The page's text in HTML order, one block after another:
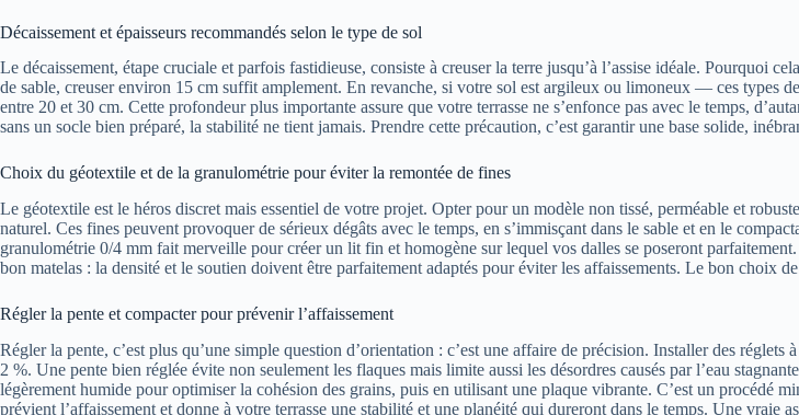
Décaissement et épaisseurs recommandés selon le type de sol
Le décaissement, étape cruciale et parfois fastidieuse, consiste à creuser la terre jusqu’à l’assise idéale. Pourquoi
de sable, creuser environ 15 cm suffit amplement. En revanche, si votre sol est argileux ou limoneux — ces types
entre 20 et 30 cm. Cette profondeur plus importante assure que votre terrasse ne s’enfonce pas avec le temps,
sans un socle bien préparé, la stabilité ne tient jamais. Prendre cette précaution, c’est garantir une base solide,
Choix du géotextile et de la granulométrie pour éviter la remontée de fines
Le géotextile est le héros discret mais essentiel de votre projet. Opter pour un modèle non tissé, perméable et
naturel. Ces fines peuvent provoquer de sérieux dégâts avec le temps, en s’immisçant dans le sable et en le
granulométrie 0/4 mm fait merveille pour créer un lit fin et homogène sur lequel vos dalles se poseront
bon matelas : la densité et le soutien doivent être parfaitement adaptés pour éviter les affaissements. Le bon choix
Régler la pente et compacter pour prévenir l’affaissement
Régler la pente, c’est plus qu’une simple question d’orientation : c’est une affaire de précision. Installer des
2 %. Une pente bien réglée évite non seulement les flaques mais limite aussi les désordres causés par l’eau
légèrement humide pour optimiser la cohésion des grains, puis en utilisant une plaque vibrante. C’est un procédé
prévient l’affaissement et donne à votre terrasse une stabilité et une planéité qui dureront dans le temps. Une vraie